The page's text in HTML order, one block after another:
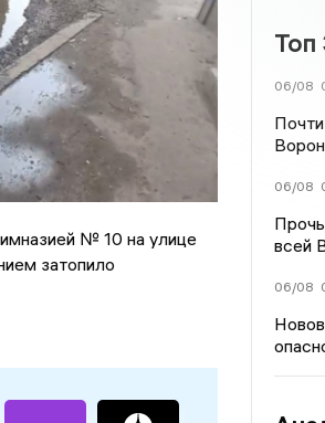
№ 10 на улице
затопило
Топ
06/08
06/08
всей
06/08